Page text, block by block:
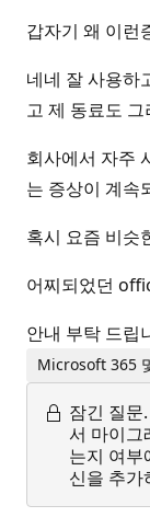
갑자기 왜 이런
네네 잘 사용하
고 제 동료도
회사에서 자주
는 증상이 계속
혹시 요즘 비슷
어찌되었던
안내 부탁 드립
Microsoft 365
잠긴 질문.
서 마이그
는지 여부
신을 추가